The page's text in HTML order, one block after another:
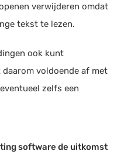
verwijderen omdat
tekst te lezen.
ook kunt
voldoende af met
zelfs een
software de uitkomst